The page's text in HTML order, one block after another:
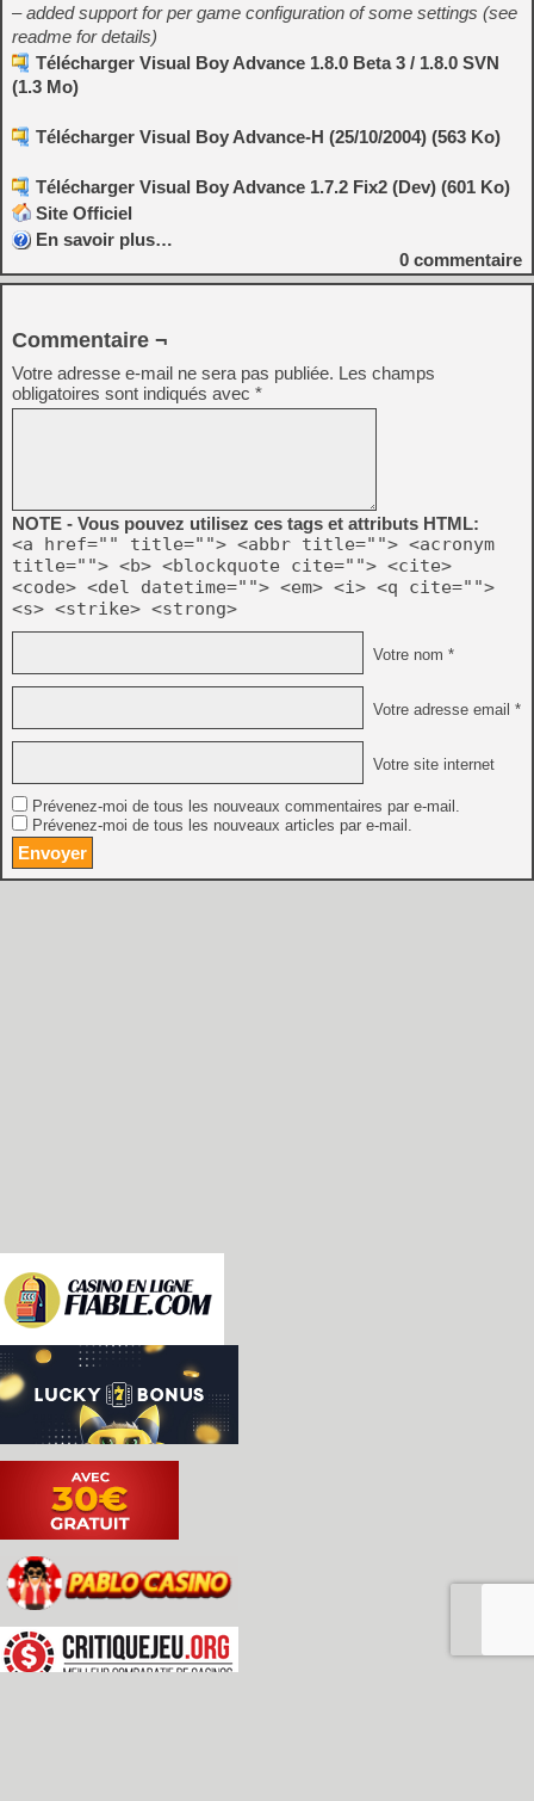
– added support for per game configuration of some settings (see
readme for details)
Télécharger Visual Boy Advance 1.8.0 Beta 3 / 1.8.0 SVN
(1.3 Mo)
Télécharger Visual Boy Advance-H (25/10/2004) (563 Ko)
Télécharger Visual Boy Advance 1.7.2 Fix2 (Dev) (601 Ko)
Site Officiel
En savoir plus…
0 commentaire
Commentaire ¬
Votre adresse e-mail ne sera pas publiée. Les champs
obligatoires sont indiqués avec *
NOTE - Vous pouvez utilisez ces tags et attributs HTML:
<a href="" title=""> <abbr title=""> <acronym
title=""> <b> <blockquote cite=""> <cite>
<code> <del datetime=""> <em> <i> <q cite="">
<s> <strike> <strong>
Votre nom *
Votre adresse email *
Votre site internet
Prévenez-moi de tous les nouveaux commentaires par e-mail.
Prévenez-moi de tous les nouveaux articles par e-mail.